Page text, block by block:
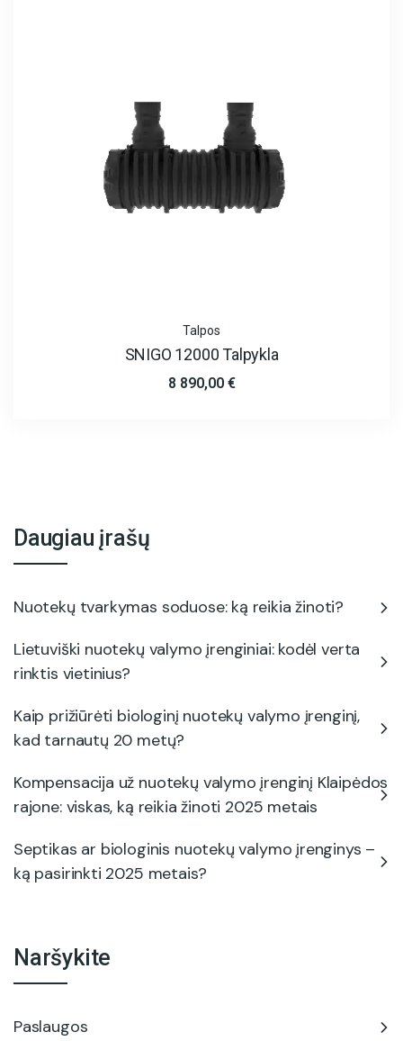
Talpos
SNIGO 12000 Talpykla
8 890,00 €
Daugiau įrašų
Nuotekų tvarkymas soduose: ką reikia žinoti?
Lietuviški nuotekų valymo įrenginiai: kodėl verta
rinktis vietinius?
Kaip prižiūrėti biologinį nuotekų valymo įrenginį,
kad tarnautų 20 metų?
Kompensacija už nuotekų valymo įrenginį Klaipėdos
rajone: viskas, ką reikia žinoti 2025 metais
Septikas ar biologinis nuotekų valymo įrenginys –
ką pasirinkti 2025 metais?
Naršykite
Paslaugos